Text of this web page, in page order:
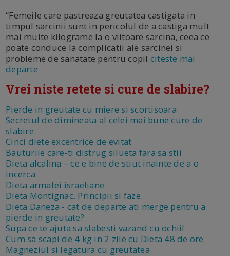
“Femeile care pastreaza greutatea castigata in
timpul sarcinii sunt in pericolul de a castiga mult
mai multe kilograme la o viitoare sarcina, ceea ce
poate conduce la complicatii ale sarcinei si
probleme de sanatate pentru copil citeste mai
departe
Vrei niste retete si cure de slabire?
Pierde in greutate cu miere si scortisoara
Secretul de dimineata al celei mai bune cure de
slabire
Cinci diete excentrice de evitat
Bauturile care-ti distrug silueta fara sa stii
Dieta alcalina – ce e bine de stiut inainte de a o
incerca
Dieta armatei israeliane
Dieta Montignac. Principii si faze.
Dieta Daneza - cat de departe ati merge pentru a
pierde in greutate?
Supa ce te ajuta sa slabesti vazand cu ochii!
Cum sa scapi de 4 kg in 2 zile cu Dieta 48 de ore
Magneziul si legatura cu greutatea